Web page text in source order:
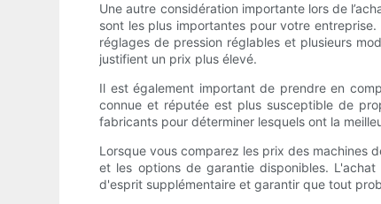
Une autre considération importante lors de
sont les plus importantes pour votre
réglages de pression réglables et plusieurs
justifient un prix plus élevé.
Il est également important de prendre en
connue et réputée est plus susceptible de
fabricants pour déterminer lesquels ont la
Lorsque vous comparez les prix des machines
et les options de garantie disponibles.
d'esprit supplémentaire et garantir que tout